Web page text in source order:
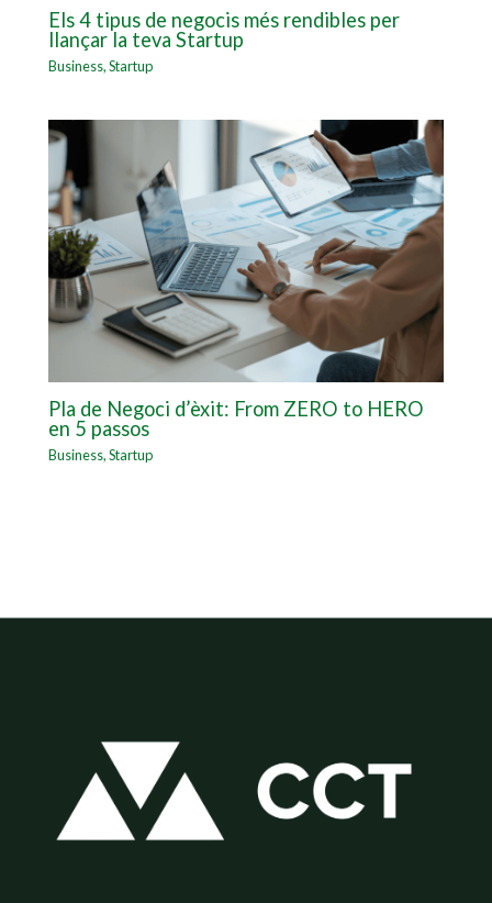
Els 4 tipus de negocis més rendibles per
llançar la teva Startup
Business,Startup
Pla de Negoci d’èxit: From ZERO to HERO
en 5 passos
Business,Startup